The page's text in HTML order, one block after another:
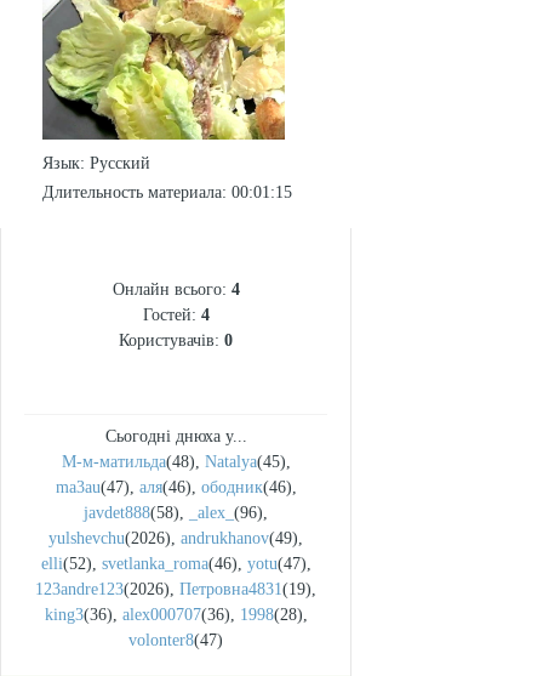
Язык: Русский
Длительность материала: 00:01:15
Онлайн всього: 4
Гостей: 4
Користувачів: 0
Сьогодні днюха у...
М-м-матильда(48), Natalya(45),
ma3au(47), аля(46), ободник(46),
javdet888(58), _alex_ (96),
yulshevchu(2026), andrukhanov(49),
elli(52), svetlanka_roma(46), yotu(47),
123andre123(2026), Петровна4831(19),
king3(36), alex000707(36), 1998(28),
volonter8(47)